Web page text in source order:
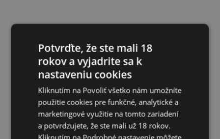
Potvrďte, že ste mali 18
rokov a vyjadrite sa k
nastaveniu cookies
Kliknutím na Povoliť všetko nám umožníte
použitie cookies pre funkčné, analytické a
marketingové využitie na tomto zariadení
a potvrdzujete, že ste mali už 18 rokov.